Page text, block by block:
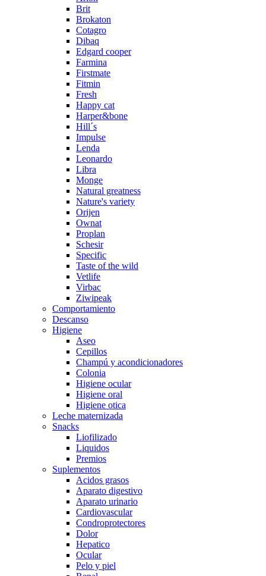
Brit
Brokaton
Cotagro
Dibaq
Edgard cooper
Farmina
Firstmate
Fitmin
Fresh
Happy cat
Harper&bone
Hill´s
Impulse
Lenda
Leonardo
Libra
Monge
Natural greatness
Nature's variety
Orijen
Ownat
Proplan
Schesir
Specific
Taste of the wild
Vetlife
Virbac
Ziwipeak
Comportamiento
Descanso
Higiene
Aseo
Cepillos
Champú y acondicionadores
Colonia
Higiene ocular
Higiene oral
Higiene otica
Leche maternizada
Snacks
Liofilizado
Liquidos
Premios
Suplementos
Acidos grasos
Aparato digestivo
Aparato urinario
Cardiovascular
Condroprotectores
Dolor
Hepatico
Ocular
Pelo y piel